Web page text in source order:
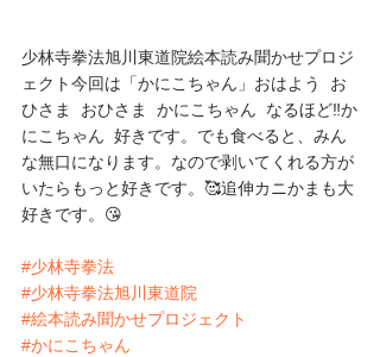
少林寺拳法旭川東道院絵本読み聞かせプロジ
ェクト今回は「かにこちゃん」おはよう  お
ひさま  おひさま  かにこちゃん  なるほど‼️か
にこちゃん  好きです。でも食べると、みん
な無口になります。なので剥いてくれる方が
いたらもっと好きです。🥰追伸カニかまも大
好きです。😘
#少林寺拳法
#少林寺拳法旭川東道院
#絵本読み聞かせプロジェクト
#かにこちゃん